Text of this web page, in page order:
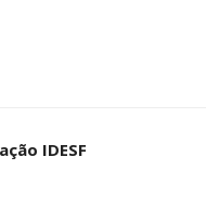
IDESF